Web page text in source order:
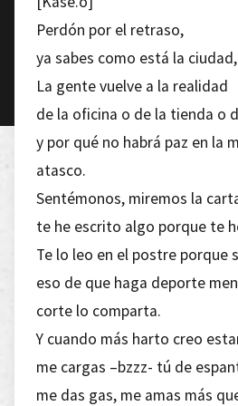
Perdón por el retraso,
ya sabes como está la
La gente vuelve a la realidad
de la oficina o de la tienda o
y por qué no habrá paz en la
atasco.
Sentémonos, miremos la
te he escrito algo porque te
Te lo leo en el postre porque
eso de que haga deporte
corte lo comparta.
Y cuando más harto creo
me cargas –bzzz- tú de
me das gas, me amas más